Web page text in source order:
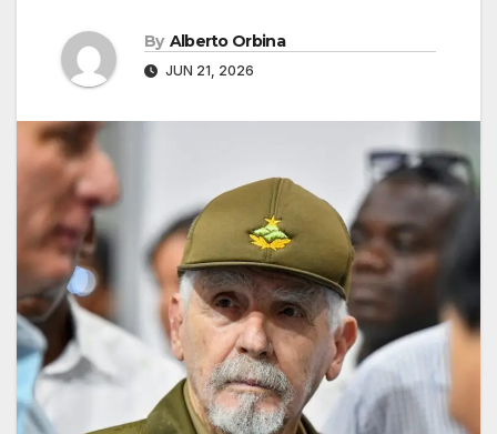
By Alberto Orbina
JUN 21, 2026